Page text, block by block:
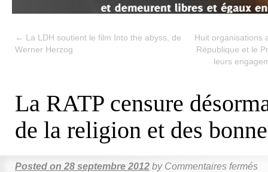
← La LDH soutient le film Into the abyss, de
Werner Herzog
Huit organisations
République et le
leurs
La RATP censure
de la religion et des
Posted on 28 septembre 2012 by Commentaires fermés